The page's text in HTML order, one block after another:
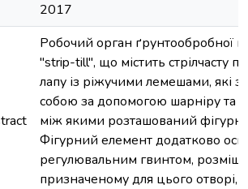
2017
Робочий орган ґрунтообробної
"strip-till", що містить стрілчасту
лапу із ріжучими лемешами, які
собою за допомогою шарніру та
між якими розташований
Фігурний елемент додатково
регулювальним гвинтом,
призначеному для цього отворі,